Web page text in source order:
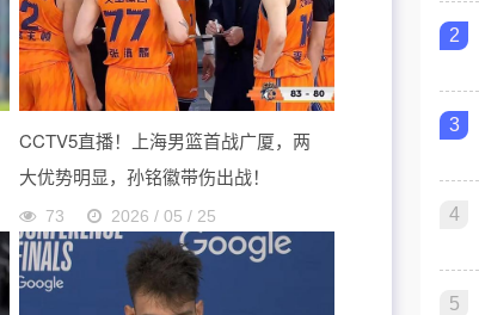
CCTV5直播！上海男篮首战广厦，两
大优势明显，孙铭徽带伤出战！
73 2026 / 05 / 25
2
3
4
5